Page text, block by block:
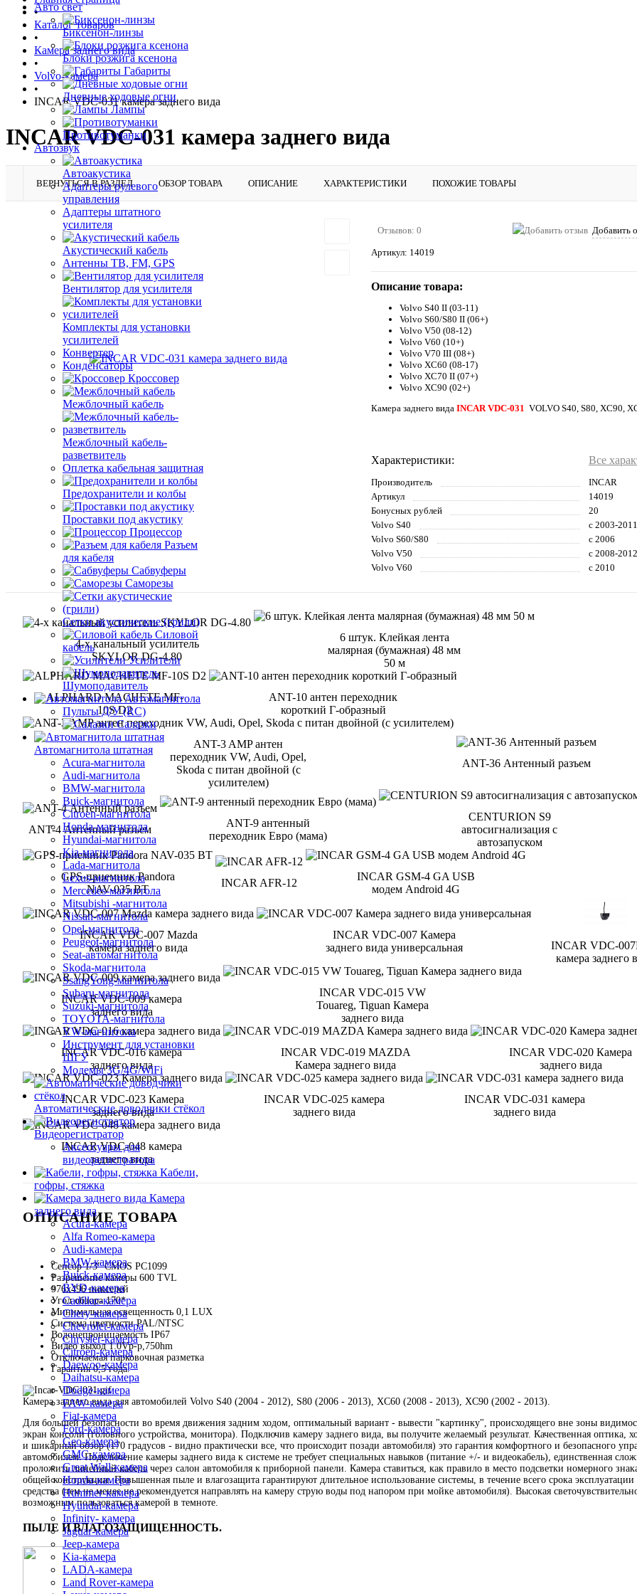
Авто свет
Биксенон-линзы
Блоки розжига ксенона
Габариты
Дневные ходовые огни
Лампы
Противотуманки
Автозвук
Автоакустика
Адаптеры рулевого
управления
Адаптеры штатного
усилителя
Акустический кабель
Антенны ТВ, FM, GPS
Вентилятор для усилителя
Комплекты для установки
усилителей
Конвертер
Конденсаторы
Кроссовер
Межблочный кабель
Межблочный кабель-
разветвитель
Оплетка кабельная защитная
Предохранители и колбы
Проставки под акустику
Процессор
Разъем
для кабеля
Сабвуферы
Саморезы
Сетки акустические (грили)
Силовой
кабель
Усилители
Шумоподавитель
Автомагнитола
Пульты Д/У (RC)
Салазки
Автомагнитола штатная
Acura-магнитола
Audi-магнитола
BMW-магнитола
Buick-магнитола
Citroen-магнитола
Honda-магнитола
Hyundai-магнитола
Kia-магнитола
Lada-магнитола
Lexus-магнитола
Mercedes-магнитола
Mitsubishi -магнитола
Nissan-магнитола
Opel-магнитола
Peugeot-магнитола
Seat-автомагнитола
Skoda-магнитола
SsangYong-магнитола
Subaru-магнитола
Suzuki-магнитола
TOYOTA-магнитола
VW-магнитола
Инструмент для установки
ШГУ
Модемы 3G/4G/WiFi
Автоматические доводчики стёкол
Видеорегистратор
Аксессуары для
видеорегистратора
Кабели,
гофры, стяжка
Камера
заднего вида
Acura-камера
Alfa Romeo-камера
Audi-камера
BMW-камера
Buick-камера
BYD-камера
Cadillac-камера
Chery-камера
Chevrolet-камера
Chrysler-камера
Citroen-камера
Daewoo-камера
Daihatsu-камера
Dodge-камера
FAW-камера
Fiat-камера
Ford-камера
Geo-камера
GMC-камера
Great Wall-камера
Honda-камера
Hummer-камера
Hyundai-камера
Infinity- камера
Jaguar-камера
Jeep-камера
Kia-камера
LADA-камера
Land Rover-камера
•
Каталог товаров
•
Камера заднего вида
•
Volvo-камера
•
INCAR VDC-031 камера заднего вида
INCAR VDC-031 камера заднего вида
ВЕРНУТЬСЯ В РАЗДЕЛ ОБЗОР ТОВАРА ОПИСАНИЕ ХАРАКТЕРИСТИКИ ПОХОЖИЕ ТОВАРЫ
Отзывов: 0 Добавить
Артикул: 14019
Описание товара:
Volvo S40 II (03-11)
Volvo S60/S80 II (06+)
Volvo V50 (08-12)
Volvo V60 (10+)
Volvo V70 III (08+)
Volvo XC60 (08-17)
Volvo XC70 II (07+)
Volvo XC90 (02+)
Камера заднего вида INCAR VDC-031 VOLVO S40, S80, XC90,
Характеристики: Все
Производитель
INCAR
Артикул
14019
Бонусных рублей
20
Volvo S40
с 2003-2011
Volvo S60/S80
с 2006
Volvo V50
с 2008-2012
Volvo V60
с 2010
4-х канальный усилитель
SKYLOR DG-4.80
6 штук. Клейкая лента
малярная (бумажная) 48 мм
50 м
ALPHARD MACHETE MF-
10S D2
ANT-10 антен переходник
короткий Г-образный
ANT-3 AMP антен
переходник VW, Audi, Opel,
Skoda с питан двойной (с
усилителем)
ANT-36 Антенный разъем
ANT-4 Антенный разъем
ANT-9 антенный
переходник Евро (мама)
CENTURION S9
автосигнализация с
автозапуском
GPS-приемник Pandora
NAV-035 BT
INCAR AFR-12
INCAR GSM-4 GA USB
модем Android 4G
INCAR VDC-007 Mazda
камера заднего вида
INCAR VDC-007 Камера
заднего вида универсальная
INCAR VDC-
камера заднего
INCAR VDC-009 камера
заднего вида
INCAR VDC-015 VW
Touareg, Tiguan Камера
заднего вида
INCAR VDC-016 камера
заднего вида
INCAR VDC-019 MAZDA
Камера заднего вида
INCAR VDC-020 Камера
заднего вида
INCAR VDC-023 Камера
заднего вида
INCAR VDC-025 камера
заднего вида
INCAR VDC-031 камера
заднего вида
INCAR VDC-048 камера
заднего вида
ОПИСАНИЕ ТОВАРА
Сенсор 1/3" CMOS PC1099
Разрешение камеры 600 TVL
976x496 пикселей
Угол обзора 170*
Минимальная освещенность 0,1 LUX
Система цветности PAL/NTSC
Водонепроницаемость IP67
Видео выход 1.0Vp-p,750hm
Отключаемая парковочная разметка
Гарантия 0,5 года.
Камера заднего вида для автомобилей Volvo S40 (2004 - 2012), S80 (2006 - 2013), XC60 (2008 - 2013), XC90 (2002 - 2013).
Для большей безопасности во время движения задним ходом, оптимальный вариант - вывести "картинку", происходящего вне зоны
экран консоли (головного устройства, монитора). Подключив камеру заднего вида, вы получите желаемый результат. Качественная оптика,
и шикарный обзор (170 градусов - видно практически все, что происходит позади автомобиля) это гарантия комфортного и безопасного
автомобилем. Подключение камеры заднего вида к системе не требует специальных навыков (питание +/- и видеокабель), единственная
проложить линейный кабель через салон автомобиля к приборной панели. Камера ставиться, как правило в место подсветки номерного
общей конструкции. Повышенная пыле и влагозащита гарантируют длительное использование системы, в течение всего срока эксплуатации
средства (тем не менее не рекомендуется направлять на камеру струю воды под напором при мойке автомобиля). Высокая
возможным пользоваться камерой в темноте.
ПЫЛЕ И ВЛАГОЗАЩИЩЕННОСТЬ.